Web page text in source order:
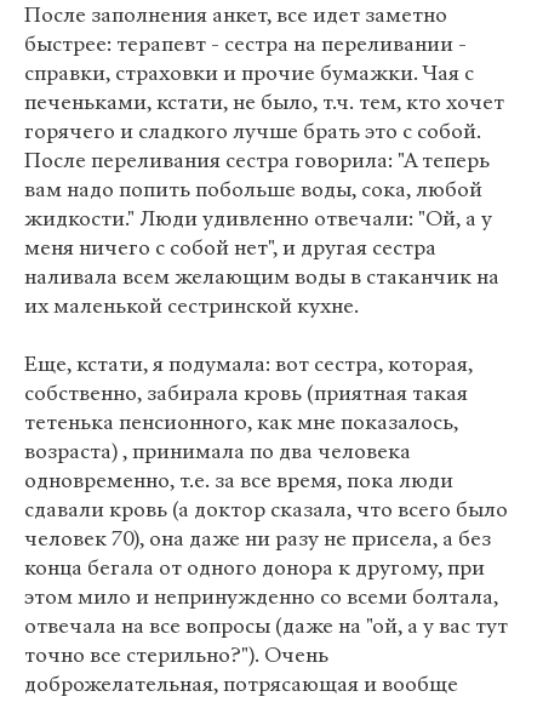
После заполнения анкет, все идет заметно
быстрее: терапевт - сестра на переливании -
справки, страховки и прочие бумажки. Чая с
печеньками, кстати, не было, т.ч. тем, кто хочет
горячего и сладкого лучше брать это с собой.
После переливания сестра говорила: "А теперь
вам надо попить побольше воды, сока, любой
жидкости." Люди удивленно отвечали: "Ой, а у
меня ничего с собой нет", и другая сестра
наливала всем желающим воды в стаканчик на
их маленькой сестринской кухне.
Еще, кстати, я подумала: вот сестра, которая,
собственно, забирала кровь (приятная такая
тетенька пенсионного, как мне показалось,
возраста) , принимала по два человека
одновременно, т.е. за все время, пока люди
сдавали кровь (а доктор сказала, что всего было
человек 70), она даже ни разу не присела, а без
конца бегала от одного донора к другому, при
этом мило и непринужденно со всеми болтала,
отвечала на все вопросы (даже на "ой, а у вас тут
точно все стерильно?"). Очень
доброжелательная, потрясающая и вообще